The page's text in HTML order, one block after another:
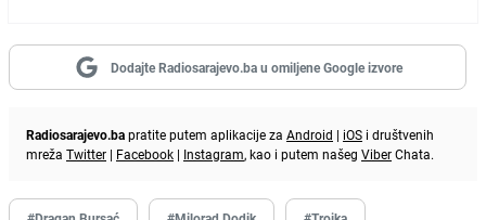
Dodajte Radiosarajevo.ba u omiljene Google izvore
Radiosarajevo.bapratite putem aplikacije za Android | iOS i društvenih
mreža Twitter | Facebook | Instagram, kao i putem našeg ViberChata.